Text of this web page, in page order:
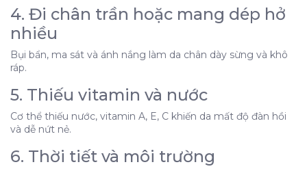
3. Tế bào chết tích tụ
4. Đi chân trần hoặc mang dép hở nhiều
5. Thiếu vitamin và nước
Dấu hiệu nhận biết da chân đang “xuống cấp”
2. Tẩy tế bào chết định kỳ
4. Đắp mặt nạ dưỡng chân
4. Đi chân trần hoặc mang dép hở
nhiều
Bụi bẩn, ma sát và ánh nắng làm da chân dày sừng và khô
ráp.
5. Thiếu vitamin và nước
Cơ thể thiếu nước, vitamin A, E, C khiến da mất độ đàn hồi
và dễ nứt nẻ.
6. Thời tiết và môi trường